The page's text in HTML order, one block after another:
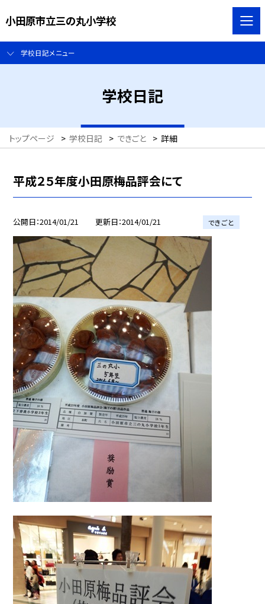
小田原市立三の丸小学校
学校日記メニュー
学校日記
トップページ > 学校日記 > できごと > 詳細
平成２５年度小田原梅品評会にて
公開日 2014/01/21 更新日 2014/01/21 できごと